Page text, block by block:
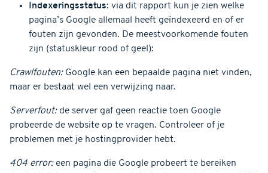
Indexeringsstatus: via dit rapport kun je zien welke
pagina’s Google allemaal heeft geïndexeerd en of er
fouten zijn gevonden. De meestvoorkomende fouten
zijn (statuskleur rood of geel):
Crawlfouten:Google kan een bepaalde pagina niet vinden,
maar er bestaat wel een verwijzing naar.
Serverfout: de server gaf geen reactie toen Google
probeerde de website op te vragen. Controleer of je
problemen met je hostingprovider hebt.
404 error: een pagina die Google probeert te bereiken